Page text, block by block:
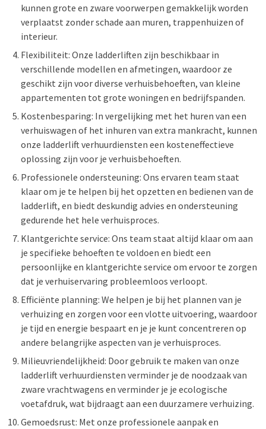
kunnen grote en zware voorwerpen gemakkelijk worden
verplaatst zonder schade aan muren, trappenhuizen of
interieur.
Flexibiliteit: Onze ladderliften zijn beschikbaar in
verschillende modellen en afmetingen, waardoor ze
geschikt zijn voor diverse verhuisbehoeften, van kleine
appartementen tot grote woningen en bedrijfspanden.
Kostenbesparing: In vergelijking met het huren van een
verhuiswagen of het inhuren van extra mankracht, kunnen
onze ladderlift verhuurdiensten een kosteneffectieve
oplossing zijn voor je verhuisbehoeften.
Professionele ondersteuning: Ons ervaren team staat
klaar om je te helpen bij het opzetten en bedienen van de
ladderlift, en biedt deskundig advies en ondersteuning
gedurende het hele verhuisproces.
Klantgerichte service: Ons team staat altijd klaar om aan
je specifieke behoeften te voldoen en biedt een
persoonlijke en klantgerichte service om ervoor te zorgen
dat je verhuiservaring probleemloos verloopt.
Efficiënte planning: We helpen je bij het plannen van je
verhuizing en zorgen voor een vlotte uitvoering, waardoor
je tijd en energie bespaart en je je kunt concentreren op
andere belangrijke aspecten van je verhuisproces.
Milieuvriendelijkheid: Door gebruik te maken van onze
ladderlift verhuurdiensten verminder je de noodzaak van
zware vrachtwagens en verminder je je ecologische
voetafdruk, wat bijdraagt aan een duurzamere verhuizing.
Gemoedsrust: Met onze professionele aanpak en